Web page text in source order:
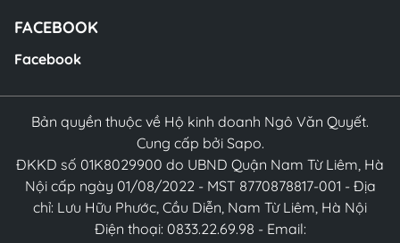
FACEBOOK
Facebook
Bản quyền thuộc về Hộ kinh doanh Ngô Văn Quyết.
Cung cấp bởi Sapo.
ĐKKD số 01K8029900 do UBND Quận Nam Từ Liêm, Hà
Nội cấp ngày 01/08/2022 - MST 8770878817-001 - Địa
chỉ: Lưu Hữu Phước, Cầu Diễn, Nam Từ Liêm, Hà Nội
Điện thoại: 0833.22.69.98 - Email: